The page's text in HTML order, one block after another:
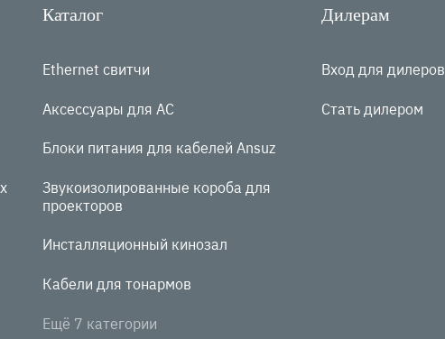
Каталог
Ethernet свитчи
Аксессуары для АС
Блоки питания для кабелей Ansuz
Звукоизолированные короба для
проекторов
Инсталляционный кинозал
Кабели для тонармов
Ещё 7 категории
Дилерам
Вход для дилеров
Стать дилером